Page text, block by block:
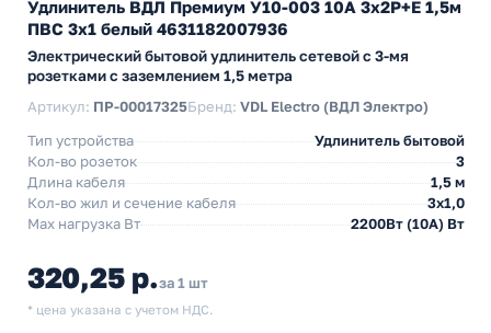
Удлинитель ВДЛ Премиум У10-003 10А 3х2P+E 1,5м
ПВС 3х1 белый 4631182007936
Электрический бытовой удлинитель сетевой с 3-мя
розетками с заземлением 1,5 метра
Артикул: ПР-00017325Бренд: VDL Electro (ВДЛ Электро)
Тип устройства
Удлинитель бытовой
Кол-во розеток
3
Длина кабеля
1,5 м
Кол-во жил и сечение кабеля
3х1,0
Max нагрузка Вт
2200Вт (10А) Вт
320,25 р.за 1 шт
* цена указана с учетом НДС.